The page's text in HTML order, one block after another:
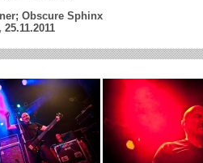
Obscure Sphinx